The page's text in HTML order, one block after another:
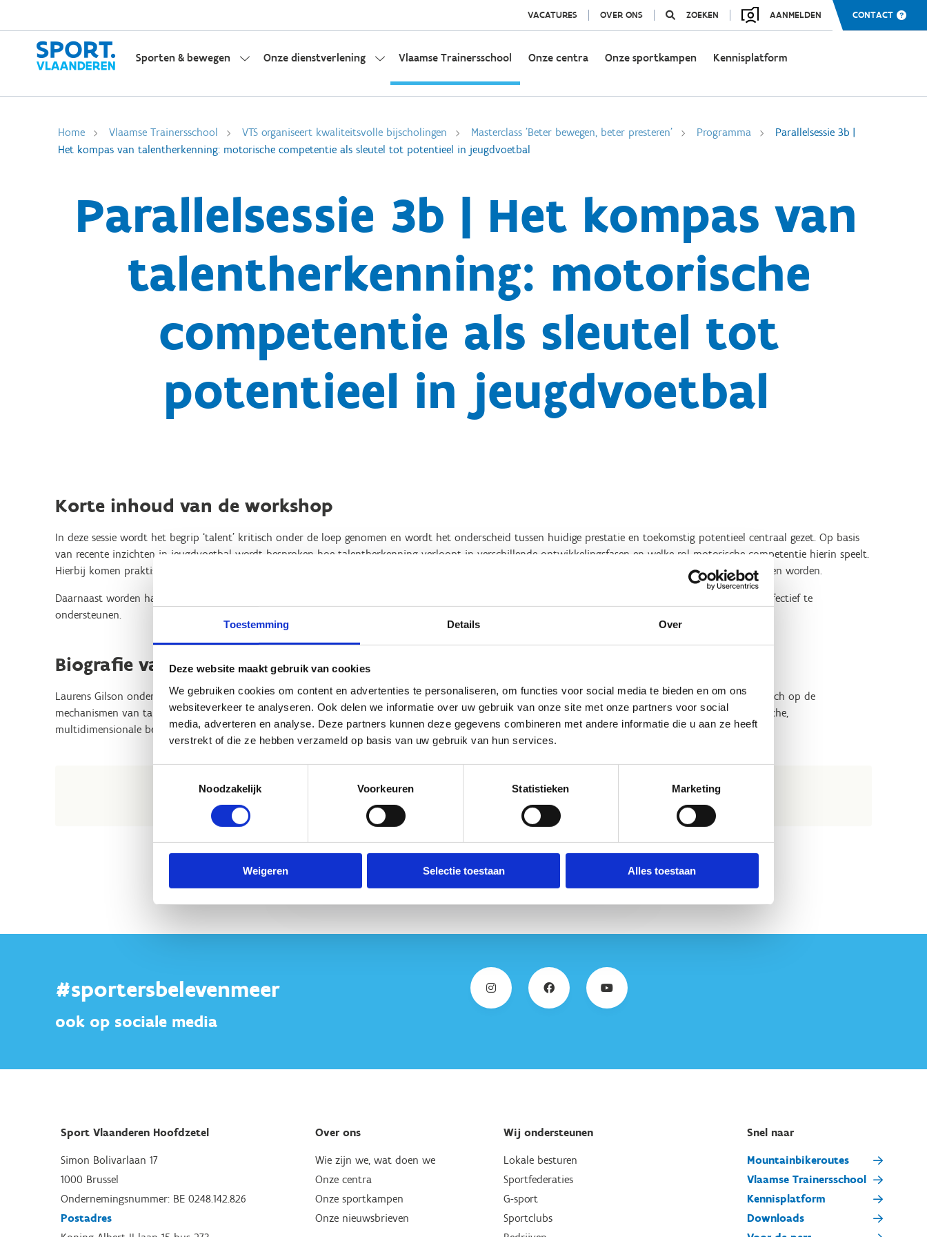
Toestemming Details Over
Deze website maakt gebruik van cookies
We gebruiken cookies om content en advertenties te personaliseren, om functies voor social media te bieden en om ons
websiteverkeer te analyseren. Ook delen we informatie over uw gebruik van onze site met onze partners voor social
media, adverteren en analyse. Deze partners kunnen deze gegevens combineren met andere informatie die u aan ze heeft
verstrekt of die ze hebben verzameld op basis van uw gebruik van hun services.
Noodzakelijk
Voorkeuren Statistieken Marketing
Weigeren Selectie toestaan Alles toestaan
VACATURES OVER ONS ZOEKEN AANMELDEN CONTACT
Sporten & bewegen Onze dienstverlening Vlaamse Trainersschool Onze centra Onze sportkampen Kennisplatform
Home Vlaamse Trainersschool VTS organiseert kwaliteitsvolle bijscholingen Masterclass 'Beter bewegen, beter presteren' Programma
Parallelsessie 3b |
Het kompas van talentherkenning: motorische competentie als sleutel tot potentieel in jeugdvoetbal
Parallelsessie 3b | Het kompas van
talentherkenning: motorische
competentie als sleutel tot
potentieel in jeugdvoetbal
Korte inhoud van de workshop
In deze sessie wordt het begrip ‘talent’ kritisch onder de loep genomen en wordt het onderscheid tussen huidige prestatie en toekomstig potentieel centraal gezet. Op basis
van recente inzichten in jeugdvoetbal wordt besproken hoe talentherkenning verloopt in verschillende ontwikkelingsfasen en welke rol motorische competentie hierin speelt.
Hierbij komen praktische vraagstukken aan bod, zoals welke motorische tests geschikt zijn op welke leeftijd en hoe deze resultaten geïnterpreteerd kunnen worden.
Daarnaast worden handvatten aangereikt om talentdetectie te optimaliseren, bestaande biases te herkennen en de ontwikkeling van jonge voetballers effectief te
ondersteunen.
Biografie van de spreker
Laurens Gilson onderzoekt talentherkenning en -ontwikkeling in voetbal. In samenwerking met de Koninklijke Belgische Voetbalbond (KBVB) focust hij zich op de
mechanismen van talentherkenning en het verbeteren van processen die de ontwikkeling en het succes van jonge atleten ondersteunen, met een holistische,
multidimensionale benadering.
Drs. Laurens Gilson
Programma
#sportersbelevenmeer
ook op sociale media
Sport Vlaanderen Hoofdzetel
Simon Bolivarlaan 17
1000 Brussel
Ondernemingsnummer: BE 0248.142.826
Postadres
Over ons
Wie zijn we, wat doen we
Onze centra
Onze sportkampen
Onze nieuwsbrieven
Wij ondersteunen
Lokale besturen
Sportfederaties
G-sport
Sportclubs
Snel naar
Mountainbikeroutes
Vlaamse Trainersschool
Kennisplatform
Downloads